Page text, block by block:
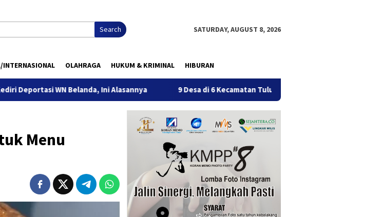
Search SATURDAY, AUGUST 8, 2026
INTERNASIONAL OLAHRAGA HUKUM & KRIMINAL HIBURAN
WN Belanda, Ini Alasannya 9 Desa di 6 Kecamatan Tulungagung Alami Kekeringan
Menu